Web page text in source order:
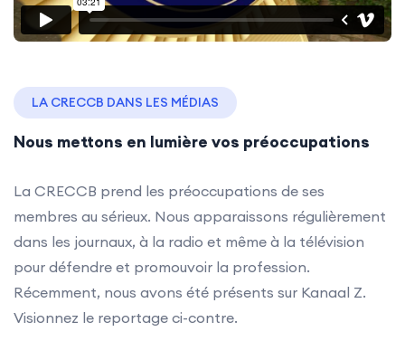
LA CRECCB DANS LES MÉDIAS
Nous mettons en lumière vos préoccupations
La CRECCB prend les préoccupations de ses
membres au sérieux. Nous apparaissons régulièrement
dans les journaux, à la radio et même à la télévision
pour défendre et promouvoir la profession.
Récemment, nous avons été présents sur Kanaal Z.
Visionnez le reportage ci-contre.